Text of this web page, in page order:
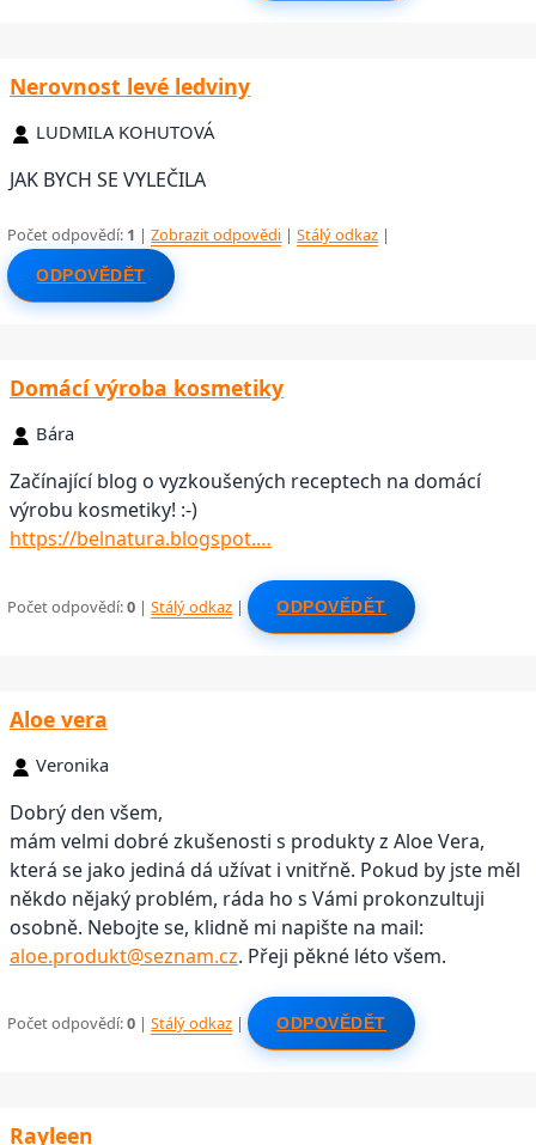
Nerovnost levé ledviny
LUDMILA KOHUTOVÁ
JAK BYCH SE VYLEČILA
Počet odpovědí: 1 |Zobrazit odpovědi |Stálý odkaz |
ODPOVĚDĚT
Domácí výroba kosmetiky
Bára
Začínající blog o vyzkoušených receptech na domácí
výrobu kosmetiky! :-)
https://belnatura.blogspot.…
Počet odpovědí:0 |Stálý odkaz | ODPOVĚDĚT
Aloe vera
Veronika
Dobrý den všem,
mám velmi dobré zkušenosti s produkty z Aloe Vera,
která se jako jediná dá užívat i vnitřně. Pokud by jste měl
někdo nějaký problém, ráda ho s Vámi prokonzultuji
osobně. Nebojte se, klidně mi napište na mail:
aloe.produkt@seznam.cz. Přeji pěkné léto všem.
Počet odpovědí:0 |Stálý odkaz | ODPOVĚDĚT
Rayleen